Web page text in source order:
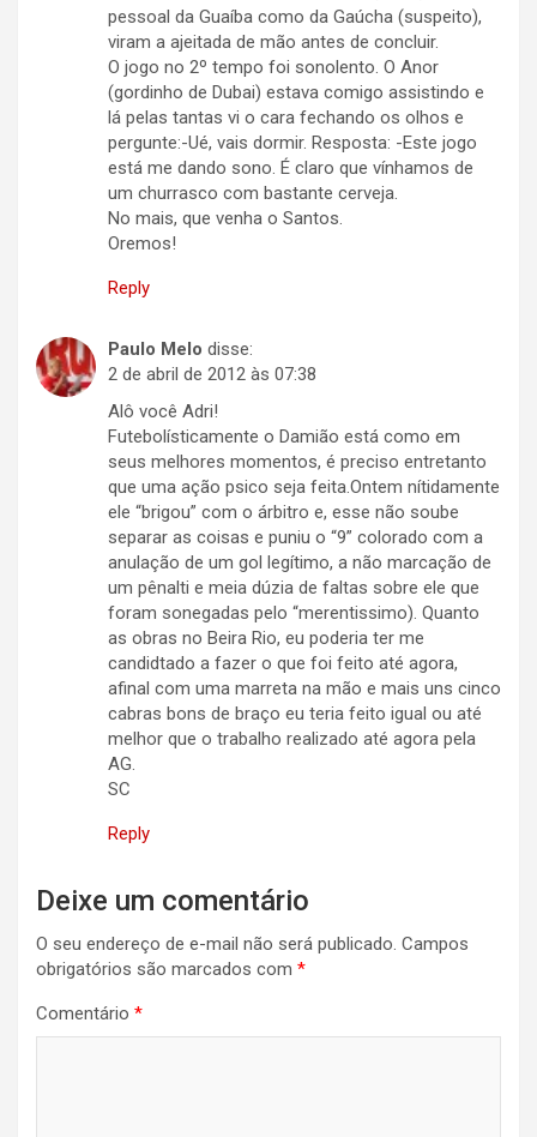
pessoal da Guaíba como da Gaúcha (suspeito),
viram a ajeitada de mão antes de concluir.
O jogo no 2º tempo foi sonolento. O Anor
(gordinho de Dubai) estava comigo assistindo e
lá pelas tantas vi o cara fechando os olhos e
pergunte:-Ué, vais dormir. Resposta: -Este jogo
está me dando sono. É claro que vínhamos de
um churrasco com bastante cerveja.
No mais, que venha o Santos.
Oremos!
Reply
Paulo Melo disse:
2 de abril de 2012 às 07:38
Alô você Adri!
Futebolísticamente o Damião está como em
seus melhores momentos, é preciso entretanto
que uma ação psico seja feita.Ontem nítidamente
ele “brigou” com o árbitro e, esse não soube
separar as coisas e puniu o “9” colorado com a
anulação de um gol legítimo, a não marcação de
um pênalti e meia dúzia de faltas sobre ele que
foram sonegadas pelo “merentissimo). Quanto
as obras no Beira Rio, eu poderia ter me
candidtado a fazer o que foi feito até agora,
afinal com uma marreta na mão e mais uns cinco
cabras bons de braço eu teria feito igual ou até
melhor que o trabalho realizado até agora pela
AG.
SC
Reply
Deixe um comentário
O seu endereço de e-mail não será publicado. Campos
obrigatórios são marcados com *
Comentário *